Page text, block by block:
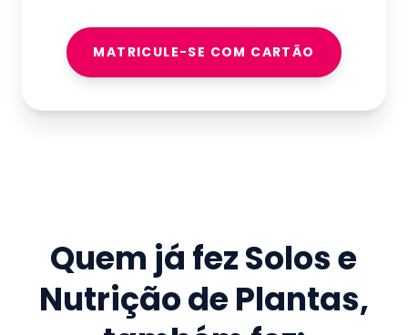
MATRICULE-SE COM CARTÃO
Quem já fezSolos e
Nutrição de Plantas,